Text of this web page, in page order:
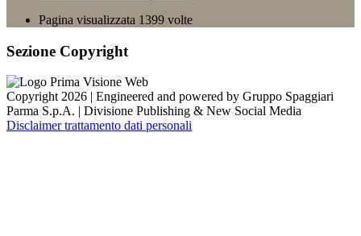
Pagina visualizzata 1399 volte
Sezione Copyright
Copyright 2026 | Engineered and powered by Gruppo Spaggiari
Parma S.p.A. | Divisione Publishing & New Social Media
Disclaimer trattamento dati personali